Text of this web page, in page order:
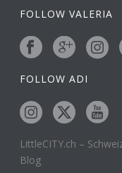
FOLLOW VALERIA
FOLLOW ADI
LittleCITY.ch –
Blog